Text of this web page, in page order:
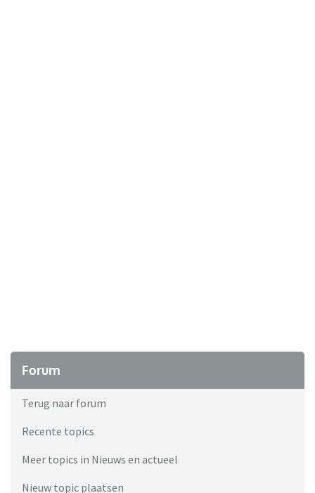
Forum
Terug naar forum
Recente topics
Meer topics in Nieuws en actueel
Nieuw topic plaatsen